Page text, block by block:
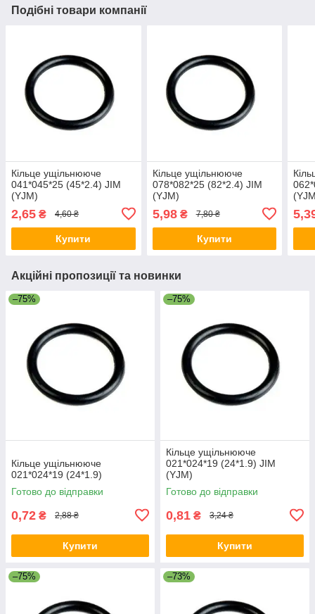
Подібні товари компанії
Кільце ущільнююче
041*045*25 (45*2.4) JIM
(YJM)
2,65 ₴ 4,60 ₴
Купити
Кільце ущільнююче
078*082*25 (82*2.4) JIM
(YJM)
5,98₴ 7,80 ₴
Купити
Акційні пропозиції та новинки
–75%
Кільце ущільнююче
021*024*19 (24*1.9)
Готово до відправки
0,72 ₴ 2,88 ₴
Купити
–75%
Кільце ущільнююче
021*024*19 (24*1.9) JIM
(YJM)
Готово до відправки
0,81 ₴ 3,24 ₴
Купити
–75% –73%